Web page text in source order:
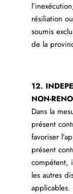
résiliation
soumis
de la
12.
NON-
Dans la
présent
favoriser
présent
compétent,
les autres